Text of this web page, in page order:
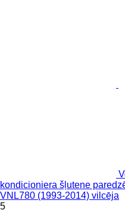
kondicioniera šļutene
VNL780 (1993-2014) vilcēja
5